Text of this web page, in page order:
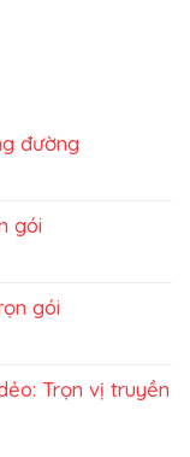
đường
gói
gói
Trọn vị truyền